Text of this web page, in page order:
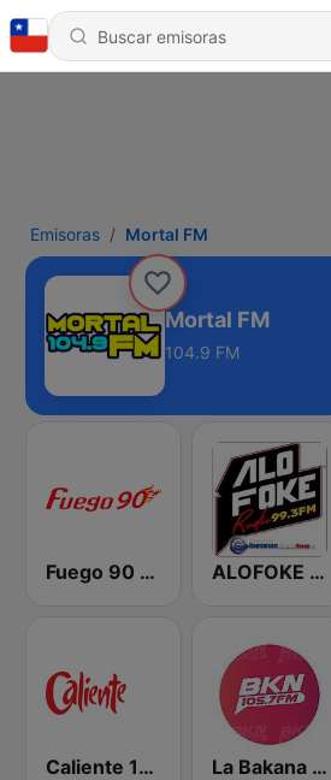
Emisoras Mortal FM
Mortal FM
104.9 FM
Fuego 90 La Salsera ALOFOKE 99.3 FM
Caliente 104.1 FM La Bakana FM